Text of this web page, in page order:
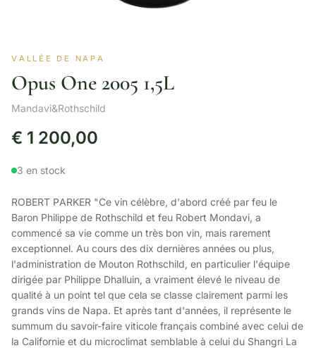
VALLÉE DE NAPA
Opus One 2005 1,5L
Mandavi&Rothschild
€ 1 200,00
3 en stock
ROBERT PARKER "Ce vin célèbre, d'abord créé par feu le
Baron Philippe de Rothschild et feu Robert Mondavi, a
commencé sa vie comme un très bon vin, mais rarement
exceptionnel. Au cours des dix dernières années ou plus,
l'administration de Mouton Rothschild, en particulier l'équipe
dirigée par Philippe Dhalluin, a vraiment élevé le niveau de
qualité à un point tel que cela se classe clairement parmi les
grands vins de Napa. Et après tant d'années, il représente le
summum du savoir-faire viticole français combiné avec celui de
la Californie et du microclimat semblable à celui du Shangri La